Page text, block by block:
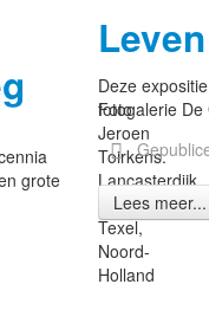
grote
Foto
Jeroen
Toirkens.
Lancasterdijk
Texel,
Noord-
Holland
Deze
fotogalerie
Lees meer...